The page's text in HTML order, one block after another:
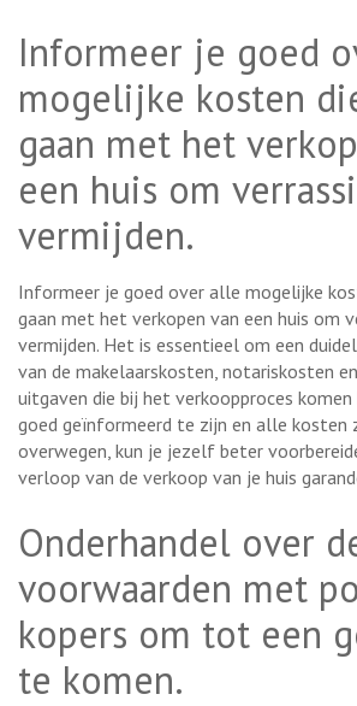
Informeer je goed
mogelijke kosten
gaan met het
een huis om
vermijden.
Informeer je goed over alle mogelijke
gaan met het verkopen van een huis om
vermijden. Het is essentieel om een
van de makelaarskosten, notariskosten
uitgaven die bij het verkoopproces
goed geïnformeerd te zijn en alle kosten
overwegen, kun je jezelf beter
verloop van de verkoop van je huis
Onderhandel over
voorwaarden met
kopers om tot een
te komen.